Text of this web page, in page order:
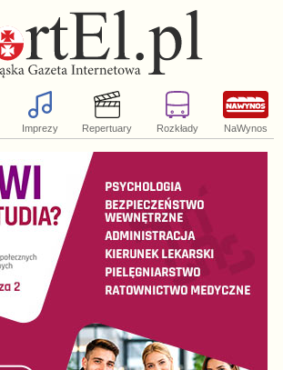
Imprezy Repertuary Rozkłady NaWynos